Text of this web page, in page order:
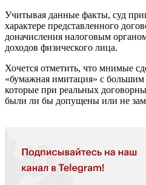
Учитывая данные факты, суд
характере представленного
доначисления налоговым
доходов физического лица.
Хочется отметить, что мнимые
«бумажная имитация» с
которые при реальных
были ли бы допущены или не